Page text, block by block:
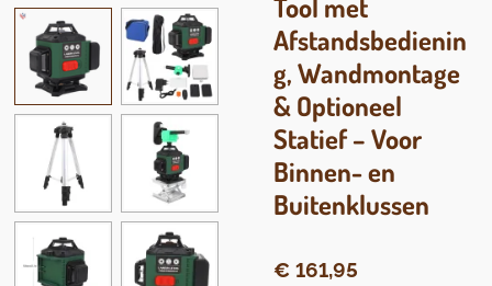
Tool met
Afstandsbedienin
g, Wandmontage
& Optioneel
Statief – Voor
Binnen- en
Buitenklussen
€ 161,95